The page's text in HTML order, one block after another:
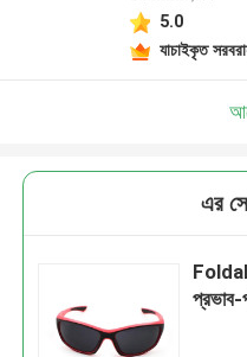
5.0
যাচাইকৃত
এর
প্রভাব-